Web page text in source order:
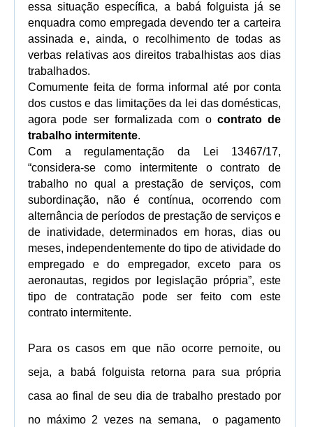
essa situação específica, a babá folguista já se
enquadra como empregadadevendo ter a carteira
assinada e, ainda, o recolhimento de todas as
verbas relativas aos direitos trabalhistas aos dias
trabalhados.
Comumente feita de forma informal até por conta
dos custos e das limitações da lei das domésticas,
agora pode ser formalizada com o contrato de
trabalho intermitente.
Com a regulamentação da Lei 13467/17,
“considera-se como intermitente o contrato de
trabalho no qual a prestação de serviços, com
subordinação, não é contínua, ocorrendo com
alternância de períodos de prestação de serviços e
de inatividade, determinados em horas, dias ou
meses, independentemente do tipo de atividade do
empregado e do empregador, exceto para os
aeronautas, regidos por legislação própria”, este
tipo de contratação pode ser feito com este
contrato intermitente.
Para os casos em que não ocorre pernoite, ou
seja, a babá folguista retorna para sua própria
casa ao final de seu dia de trabalho prestado por
no máximo 2 vezes na semana, o pagamento